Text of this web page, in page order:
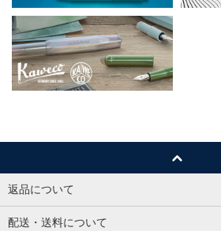
返品について
配送・送料について